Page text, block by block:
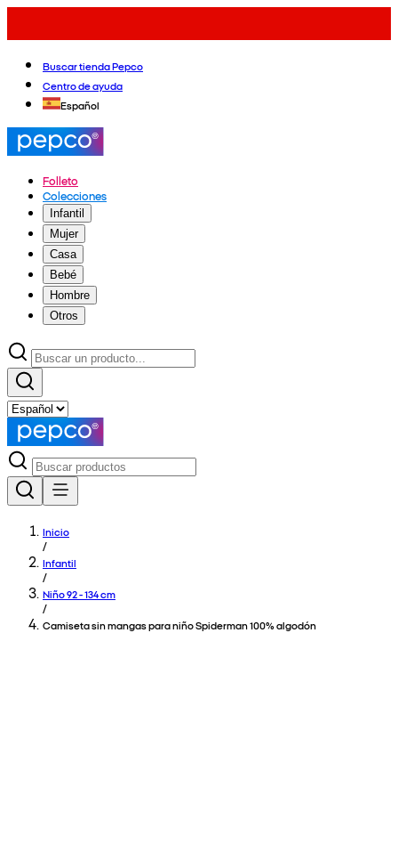
Buscar tienda Pepco
Centro de ayuda
Español
Folleto
Colecciones
Infantil
Mujer
Casa
Bebé
Hombre
Otros
Inicio
/
Infantil
/
Niño 92 - 134 cm
/
Camiseta sin mangas para niño Spiderman 100% algodón